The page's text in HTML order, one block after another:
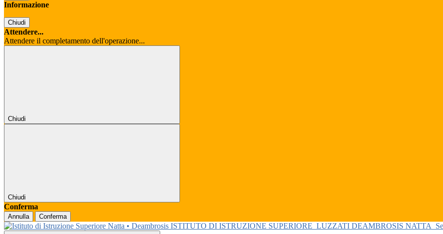
Informazione
Chiudi
Attendere...
Attendere il completamento dell'operazione...
Chiudi
Chiudi
Conferma
Annulla Conferma
ISTITUTO DI ISTRUZIONE SUPERIORE LUZZATI DEAMBROSIS NATTA